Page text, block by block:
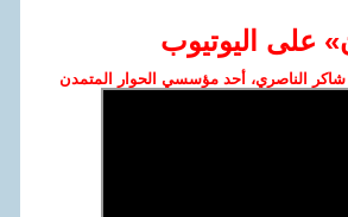
على اليوتيوب
الناصري، أحد مؤسسي الحوار المتمدن